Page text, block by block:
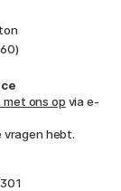
ons op via e-
vragen hebt.